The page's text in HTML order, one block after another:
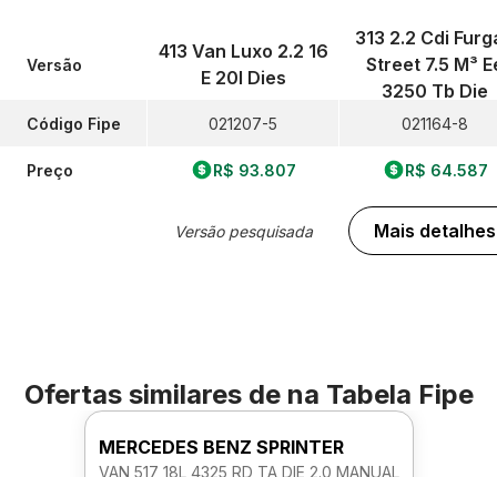
Versão
Código Fipe
Preço
413 Van Luxo 2.2 16
E 20l Dies
021207-5
R$ 93.807
Versão pesquisada
313 2.2 Cdi
Street 7.5 M³
3250 Tb Die
021164-8
R$ 64.587
Mais detalhes
Ofertas similares de na Tabela Fipe
MERCEDES BENZ SPRINTER
VAN 517 18L 4325 RD TA DIE 2.0 MANUAL